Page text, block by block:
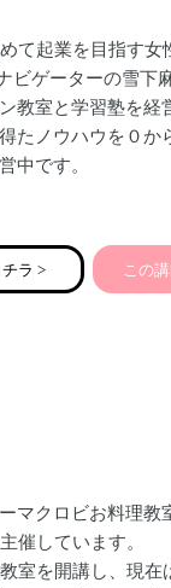
教える。
て起業を目指す女
ビゲーターの雪下
教室と学習塾を経
たノウハウを０か
中です。
業した私は、最初
字続きで撤退ギリギ
向を個別にナビゲ
ラ > この
マクロビお料理教
催しています。
室を開講し、現在